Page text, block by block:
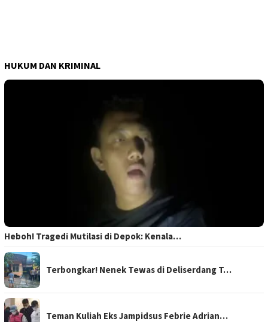
HUKUM DAN KRIMINAL
Heboh! Tragedi Mutilasi di Depok: Kenala…
Terbongkar! Nenek Tewas di Deliserdang T…
Teman Kuliah Eks Jampidsus Febrie Adrian…